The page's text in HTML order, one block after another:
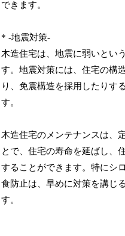
できます。
* -地震対策-
木造住宅は、地震に弱いとい
す。地震対策には、住宅の構
り、免震構造を採用したりす
す。
木造住宅のメンテナンスは、
とで、住宅の寿命を延ばし、
することができます。特にシ
食防止は、早めに対策を講じ
す。